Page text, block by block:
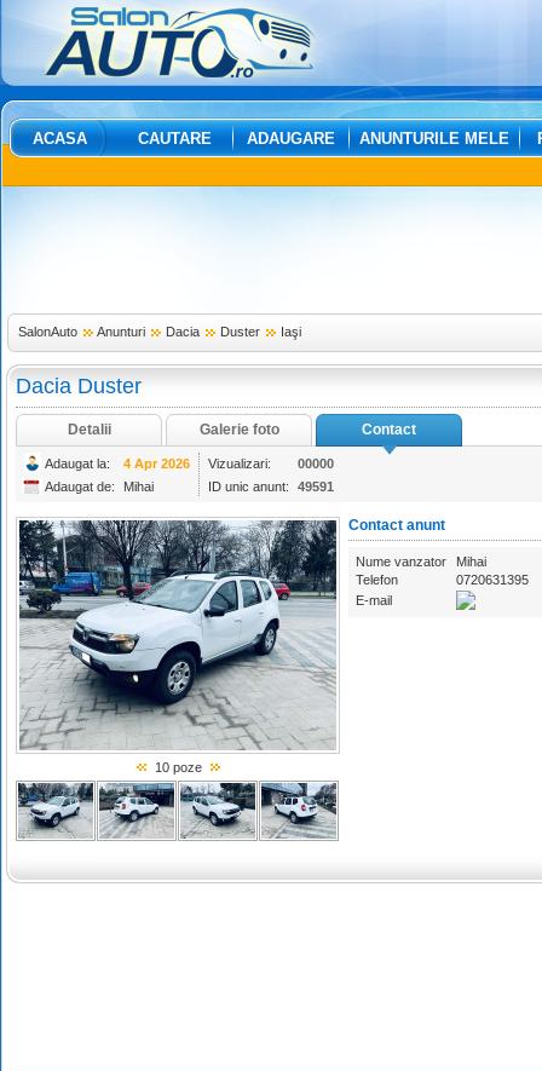
ACASA CAUTARE ADAUGARE ANUNTURILE MELE
SalonAuto Anunturi Dacia Duster Iaşi
Dacia Duster
Detalii Galerie foto Contact
Adaugat la: 4 Apr 2026 Vizualizari:
00000
Adaugat de:
Mihai ID unic anunt: 49591
10 poze
Contact anunt
Nume vanzator
Mihai
Telefon
0720631395
E-mail